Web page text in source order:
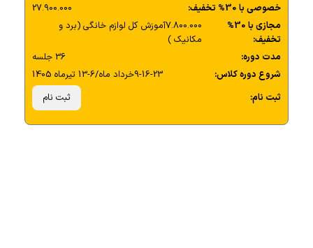
خصوصی با 30% تخفیف:
27.900.000
مجازی با 30%
تخفیف:
7.800.000آموزش کل لوازم خانگی (برد و
مکانیک )
مدت دوره:
36 جلسه
شروع دوره کلاس:
9-16-23خرداد ماه/6-13 تیرماه 1405
ثبت نام:
ثبت نام